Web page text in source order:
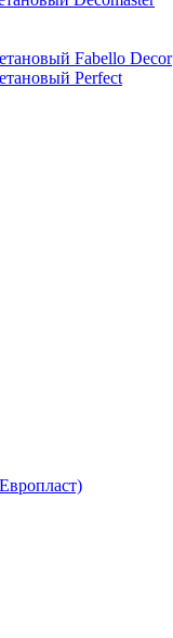
Fabello Decor
Perfect